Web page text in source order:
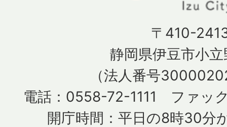
〒410-
静岡県伊豆市小
（法人番号
電話：0558-72-1111 ファッ
開庁時間：平日の8時30分